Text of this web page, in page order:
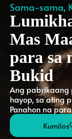
Sama-sama,
Mas
para sa
Bukid
Ang pabrikaang
hayop, sa ating
Panahon na
Kumilos